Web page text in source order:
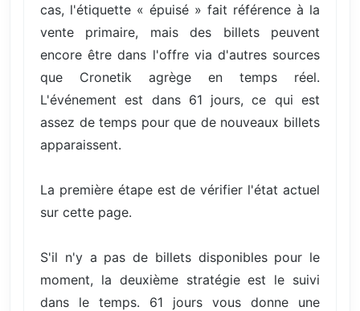
cas, l'étiquette « épuisé » fait référence à la
vente primaire, mais des billets peuvent
encore être dans l'offre via d'autres sources
que Cronetik agrège en temps réel.
L'événement est dans 61 jours, ce qui est
assez de temps pour que de nouveaux billets
apparaissent.
La première étape est de vérifier l'état actuel
sur cette page.
S'il n'y a pas de billets disponibles pour le
moment, la deuxième stratégie est le suivi
dans le temps. 61 jours vous donne une